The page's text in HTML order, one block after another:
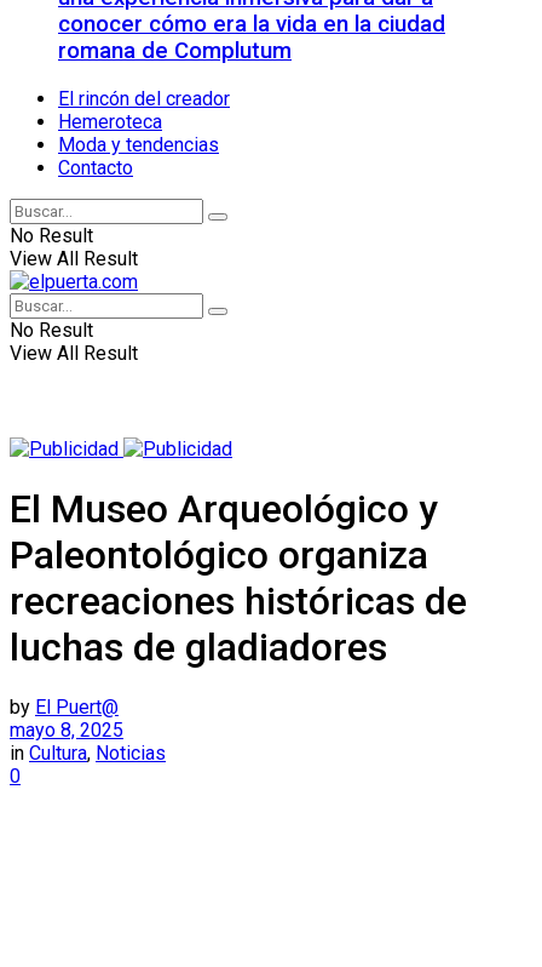
conocer cómo era la vida en la ciudad
romana de Complutum
El rincón del creador
Hemeroteca
Moda y tendencias
Contacto
No Result
View All Result
No Result
View All Result
El Museo Arqueológico y
Paleontológico organiza
recreaciones históricas de
luchas de gladiadores
by El Puert@
mayo 8, 2025
in Cultura, Noticias
0